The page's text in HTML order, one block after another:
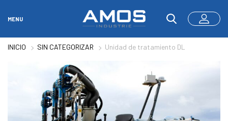
MENU
INICIO SIN CATEGORIZAR Unidad de tratamiento DL